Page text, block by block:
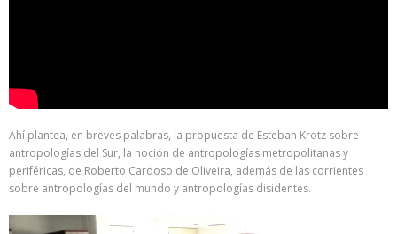
Ahí plantea, en breves palabras, la propuesta de Esteban Krotz sobre
antropologías del Sur, la noción de antropologías metropolitanas y
periféricas, de Roberto Cardoso de Oliveira, además de las corrientes
sobre antropologías del mundo y antropologías disidentes.